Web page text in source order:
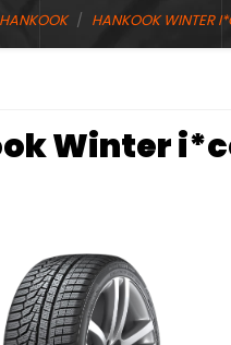
HANKOOK WINTER
Winter